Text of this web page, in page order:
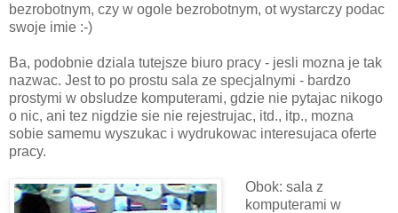
bezrobotnym, czy w ogole bezrobotnym, ot wystarczy podac
swoje imie :-)
Ba, podobnie dziala tutejsze biuro pracy - jesli mozna je tak
nazwac. Jest to po prostu sala ze specjalnymi - bardzo
prostymi w obsludze komputerami, gdzie nie pytajac nikogo
o nic, ani tez nigdzie sie nie rejestrujac, itd., itp., mozna
sobie samemu wyszukac i wydrukowac interesujaca oferte
pracy.
Obok: sala z
komputerami w